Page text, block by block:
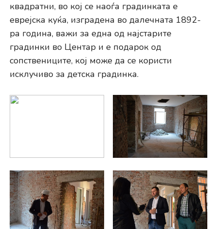
квадратни, во кој се наоѓа градинката е
еврејска куќа, изградена во далечната 1892-
ра година, важи за една од најстарите
градинки во Центар и е подарок од
сопствениците, кој може да се користи
исклучиво за детска градинка.